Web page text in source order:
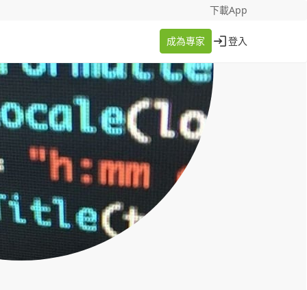
下載App
成為專家 登入
成為專家
登入